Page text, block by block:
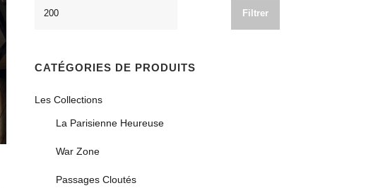
Filtrer
CATÉGORIES DE PRODUITS
Les Collections
La Parisienne Heureuse
War Zone
Passages Cloutés